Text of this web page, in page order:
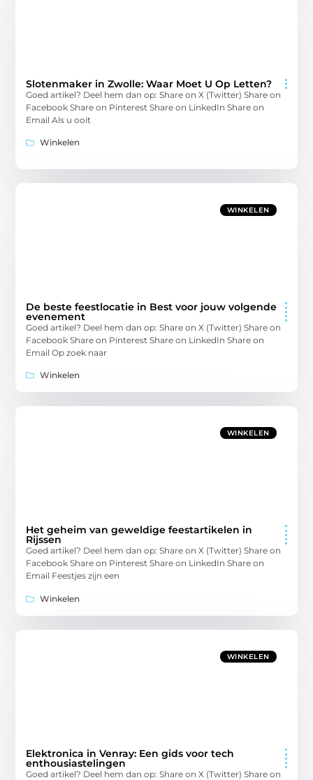
Slotenmaker in Zwolle: Waar Moet U Op Letten?
Goed artikel? Deel hem dan op: Share on X (Twitter) Share on
Facebook Share on Pinterest Share on LinkedIn Share on
Email Als u ooit
Winkelen
WINKELEN
De beste feestlocatie in Best voor jouw volgende
evenement
Goed artikel? Deel hem dan op: Share on X (Twitter) Share on
Facebook Share on Pinterest Share on LinkedIn Share on
Email Op zoek naar
Winkelen
WINKELEN
Het geheim van geweldige feestartikelen in
Rijssen
Goed artikel? Deel hem dan op: Share on X (Twitter) Share on
Facebook Share on Pinterest Share on LinkedIn Share on
Email Feestjes zijn een
Winkelen
WINKELEN
Elektronica in Venray: Een gids voor tech
enthousiastelingen
Goed artikel? Deel hem dan op: Share on X (Twitter) Share on